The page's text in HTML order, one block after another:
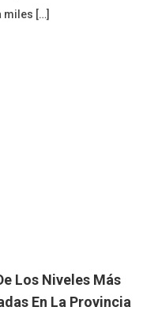
miles […]
Los Niveles Más
En La Provincia